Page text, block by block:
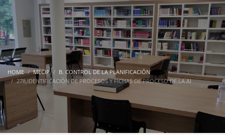
HOME MECIP
B. CONTROL DE LA PLANIFICACIÓN
278,IDENTIFICACIÒN DE PROCESOS Y FICHAS DE PROCESO DE LA AI